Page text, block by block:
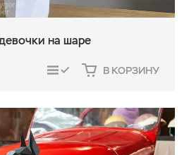
на шаре
СРАВНИТЬ В КОРЗИНУ